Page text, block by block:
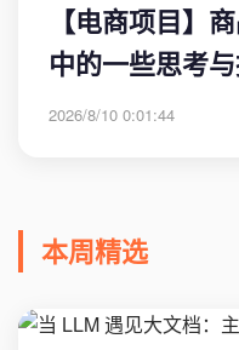
【电商项目】
中的一些思考
2026/8/10 0:01:44
本周精选